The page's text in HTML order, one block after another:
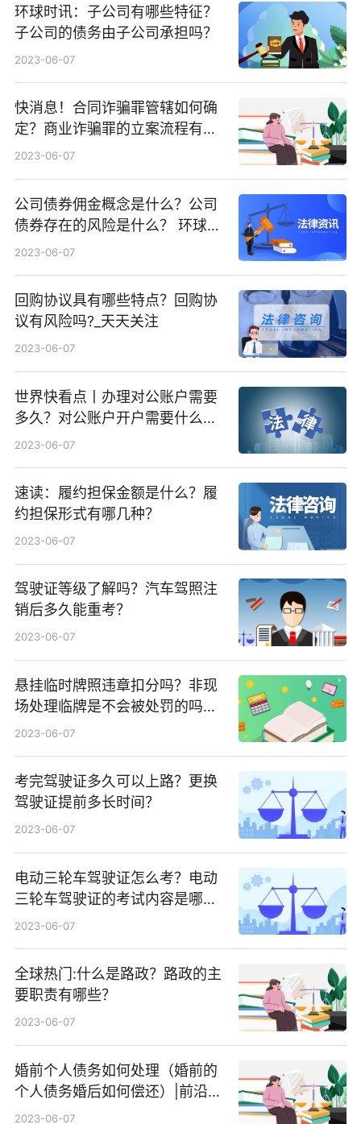
环球时讯：子公司有哪些特征？
子公司的债务由子公司承担吗？
2023-06-07
快消息！合同诈骗罪管辖如何确
定？商业诈骗罪的立案流程有哪
些？
2023-06-07
公司债券佣金概念是什么？公司
债券存在的风险是什么？ 环球热
闻
2023-06-07
回购协议具有哪些特点？回购协
议有风险吗?_天天关注
2023-06-07
世界快看点丨办理对公账户需要
多久？对公账户开户需要什么资
料？
2023-06-07
速读：履约担保金额是什么？履
约担保形式有哪几种？
2023-06-07
驾驶证等级了解吗？汽车驾照注
销后多久能重考？
2023-06-07
悬挂临时牌照违章扣分吗？非现
场处理临牌是不会被处罚的吗？|
当前最新
2023-06-07
考完驾驶证多久可以上路？更换
驾驶证提前多长时间？
2023-06-07
电动三轮车驾驶证怎么考？电动
三轮车驾驶证的考试内容是哪
些？ 焦点消息
2023-06-07
全球热门:什么是路政？路政的主
要职责有哪些？
2023-06-07
婚前个人债务如何处理（婚前的
个人债务婚后如何偿还）|前沿资
讯
2023-06-07